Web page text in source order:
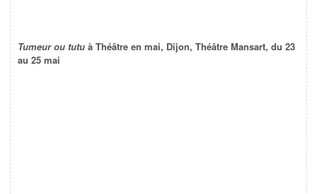
Tumeur ou tutu à Théâtre en mai, Dijon, Théâtre Mansart, du 23
au 25 mai